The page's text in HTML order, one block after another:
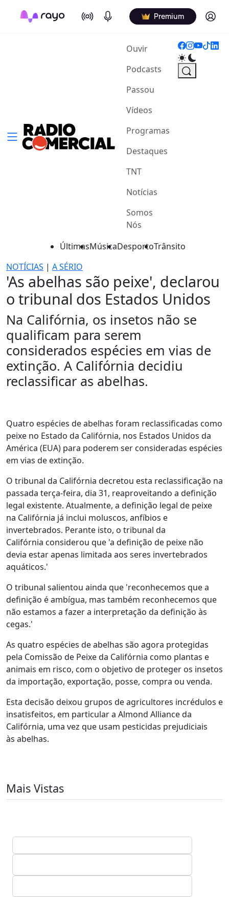
On Air Podcasts Premium Log in
Ouvir(current)
Podcasts
Passou
Vídeos
Programas
Destaques
TNT
Notícias
Somos
Nós
ÚltimasMúsicaDesportoTrânsito
NOTÍCIAS | A SÉRIO
'As abelhas são peixe', declarou
o tribunal dos Estados Unidos
Na Califórnia, os insetos não se
qualificam para serem
considerados espécies em vias de
extinção. A Califórnia decidiu
reclassificar as abelhas.
Quatro espécies de abelhas foram reclassificadas como
peixe no Estado da Califórnia, nos Estados Unidos da
América (EUA) para poderem ser consideradas espécies
em vias de extinção.
O tribunal da Califórnia decretou esta reclassificação na
passada terça-feira, dia 31, reaproveitando a definição
legal existente. Atualmente, a definição legal de peixe
na Califórnia já inclui moluscos, anfíbios e
invertebrados. Perante isto, o tribunal da
Califórnia considerou que 'a definição de peixe não
devia estar apenas limitada aos seres invertebrados
aquáticos.'
O tribunal salientou ainda que 'reconhecemos que a
definição é ambígua, mas também reconhecemos que
não estamos a fazer a interpretação da definição às
cegas.'
As quatro espécies de abelhas são agora protegidas
pela Comissão de Peixe da Califórnia como plantas e
animais em risco, com o objetivo de proteger os insetos
da importação, exportação, posse, compra ou venda.
Esta decisão deixou grupos de agricultores incrédulos e
insatisfeitos, em particular a Almond Alliance da
Califórnia, uma vez que usam pesticidas prejudiciais
às abelhas.
Mais Vistas